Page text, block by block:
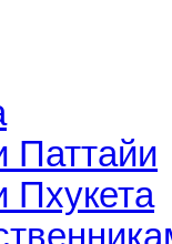
Паттайи
Пхукета